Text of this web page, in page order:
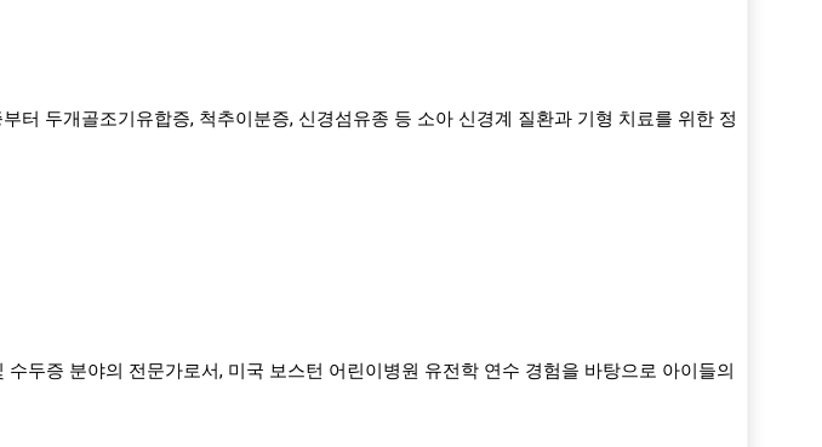
터 두개골조기유합증, 척추이분증, 신경섬유종 등 소아 신경계 질환과 기형 치료를 위한 정
두증 분야의 전문가로서, 미국 보스턴 어린이병원 유전학 연수 경험을 바탕으로 아이들의